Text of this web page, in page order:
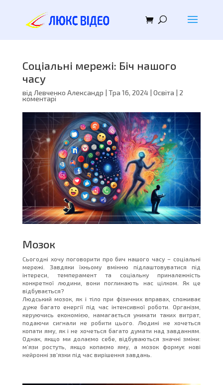
Соціальні мережі: Біч нашого
часу
від Левченко Александр | Тра 16, 2024| Освіта | 2
коментарі
Мозок
Сьогодні хочу поговорити про бич нашого часу – соціальні
мережі. Завдяки їхньому вмінню підлаштовуватися під
інтереси, темперамент та соціальну приналежність
конкретної людини, вони поглинають нас цілком. Як це
відбувається?
Людський мозок, як і тіло при фізичних вправах, споживає
дуже багато енергії під час інтенсивної роботи. Організм,
керуючись економією, намагається уникати таких витрат,
подаючи сигнали не робити цього. Людині не хочеться
копати яму, як і не хочеться багато думати над завданням.
Однак, якщо ми долаємо себе, відбуваються значні зміни:
м’язи ростуть, якщо копаємо яму, а мозок формує нові
нейронні зв’язки під час вирішення завдань.